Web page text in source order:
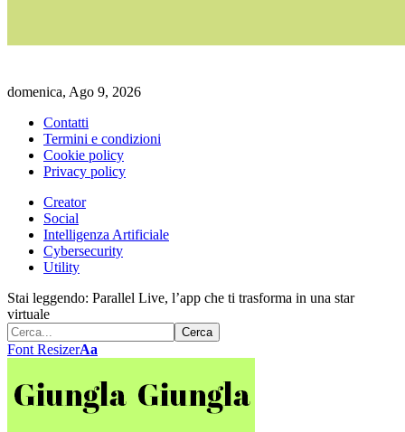
domenica, Ago 9, 2026
Contatti
Termini e condizioni
Cookie policy
Privacy policy
Creator
Social
Intelligenza Artificiale
Cybersecurity
Utility
Stai leggendo: Parallel Live, l’app che ti trasforma in una star
virtuale
Font ResizerAa